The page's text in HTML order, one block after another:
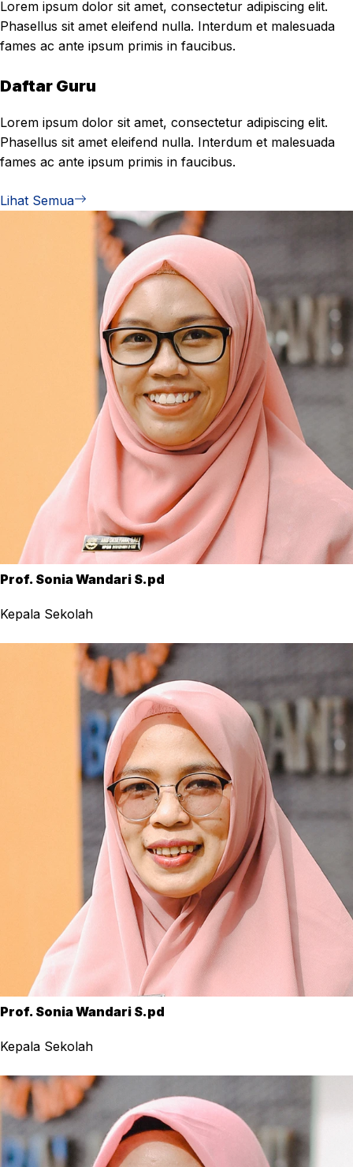
Lorem ipsum dolor sit amet, consectetur adipiscing elit.
Phasellus sit amet eleifend nulla. Interdum et malesuada
fames ac ante ipsum primis in faucibus.
Daftar Guru
Lorem ipsum dolor sit amet, consectetur adipiscing elit.
Phasellus sit amet eleifend nulla. Interdum et malesuada
fames ac ante ipsum primis in faucibus.
Lihat Semua
Prof. Sonia Wandari S.pd
Kepala Sekolah
Prof. Sonia Wandari S.pd
Kepala Sekolah